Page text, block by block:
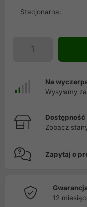
Stacjonarna:
Na
Wysyłamy
Zobacz
Zapytaj o
12